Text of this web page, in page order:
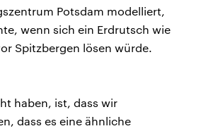
Potsdam modelliert,
wenn sich ein Erdrutsch wie
Spitzbergen lösen würde.
haben, ist, dass wir
dass es eine ähnliche